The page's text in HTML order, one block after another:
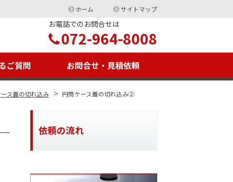
ホーム サイトマップ
お電話でのお問合せは
072-964-8008
ご質問 お問合せ・見積依頼
ス蓋の切れ込み > 円筒ケース蓋の切れ込み②
依頼の流れ